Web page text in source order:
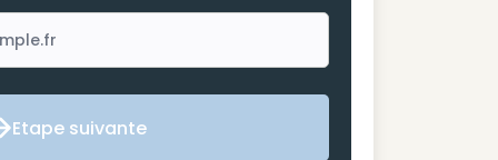
Etape suivante
Etape suivante